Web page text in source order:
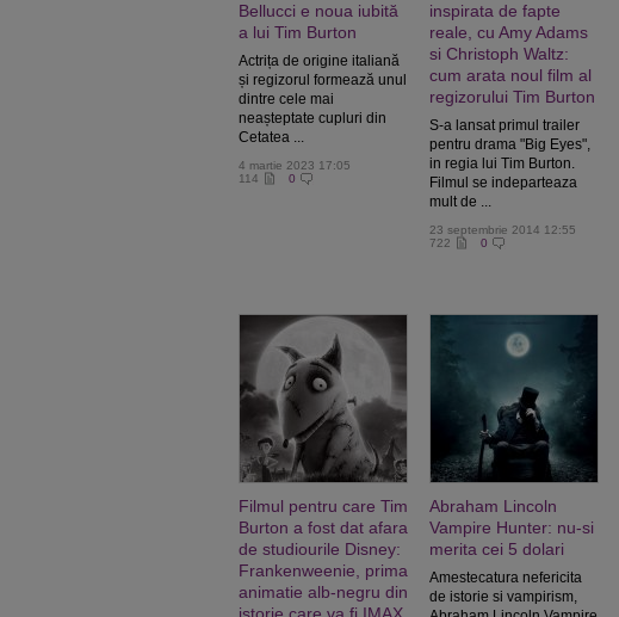
Bellucci e noua iubită
a lui Tim Burton
Actrița de origine italiană
și regizorul formează unul
dintre cele mai
neașteptate cupluri din
Cetatea ...
4 martie 2023 17:05
114
0
inspirata de fapte
reale, cu Amy Adams
si Christoph Waltz:
cum arata noul film al
regizorului Tim Burton
S-a lansat primul trailer
pentru drama "Big Eyes",
in regia lui Tim Burton.
Filmul se indeparteaza
mult de ...
23 septembrie 2014 12:55
722
0
Filmul pentru care Tim
Burton a fost dat afara
de studiourile Disney:
Frankenweenie, prima
animatie alb-negru din
Abraham Lincoln
Vampire Hunter: nu-si
merita cei 5 dolari
Amestecatura nefericita
de istorie si vampirism,